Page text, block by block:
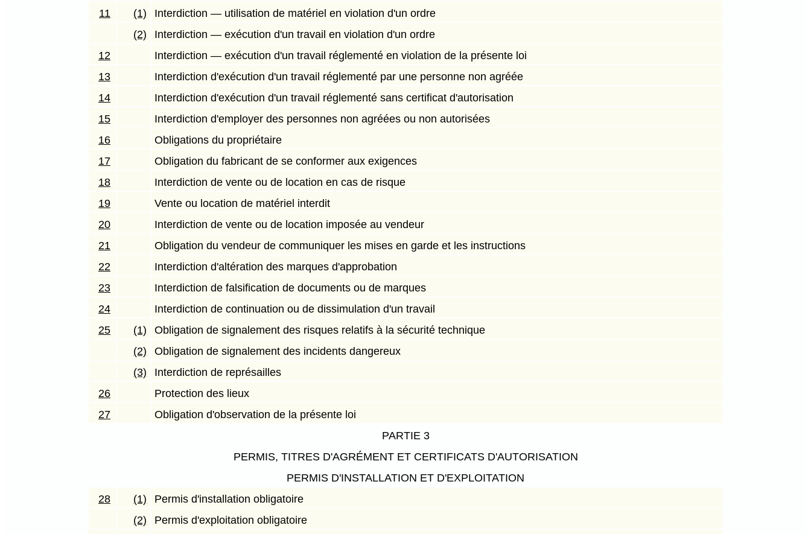
11
(1)
Interdiction — utilisation de matériel en violation d'un ordre
(2)
Interdiction — exécution d'un travail en violation d'un ordre
12
Interdiction — exécution d'un travail réglementé en violation de la présente loi
13
Interdiction d'exécution d'un travail réglementé par une personne non agréée
14
Interdiction d'exécution d'un travail réglementé sans certificat d'autorisation
15
Interdiction d'employer des personnes non agréées ou non autorisées
16
Obligations du propriétaire
17
Obligation du fabricant de se conformer aux exigences
18
Interdiction de vente ou de location en cas de risque
19
Vente ou location de matériel interdit
20
Interdiction de vente ou de location imposée au vendeur
21
Obligation du vendeur de communiquer les mises en garde et les instructions
22
Interdiction d'altération des marques d'approbation
23
Interdiction de falsification de documents ou de marques
24
Interdiction de continuation ou de dissimulation d'un travail
25
(1)
Obligation de signalement des risques relatifs à la sécurité technique
(2)
Obligation de signalement des incidents dangereux
(3)
Interdiction de représailles
26
Protection des lieux
27
Obligation d'observation de la présente loi
PARTIE 3
PERMIS, TITRES D'AGRÉMENT ET CERTIFICATS D'AUTORISATION
PERMIS D'INSTALLATION ET D'EXPLOITATION
28
(1)
Permis d'installation obligatoire
(2)
Permis d'exploitation obligatoire